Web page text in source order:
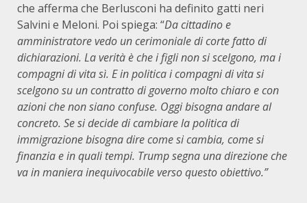
che afferma che Berlusconi ha definito gatti neri
Salvini e Meloni. Poi spiega: “Da cittadino e
amministratore vedo un cerimoniale di corte fatto di
dichiarazioni. La verità è che i figli non si scelgono, ma i
compagni di vita sì. E in politica i compagni di vita si
scelgono su un contratto di governo molto chiaro e con
azioni che non siano confuse. Oggi bisogna andare al
concreto. Se si decide di cambiare la politica di
immigrazione bisogna dire come si cambia, come si
finanzia e in quali tempi. Trump segna una direzione che
va in maniera inequivocabile verso questo obiettivo.”